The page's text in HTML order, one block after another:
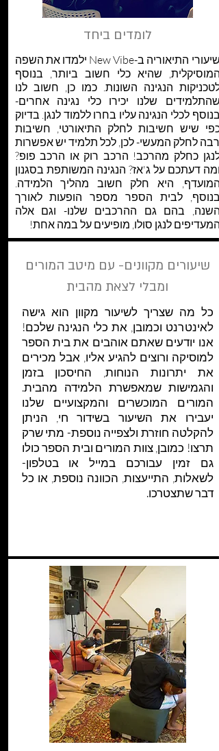
לומדים ביחד
שיעורי התיאוריה ב-New Vibe ילמדו את השפה
המוסיקלית, שהיא כלי חשוב ביותר, בנוסף
לטכניקות הנגינה השונות. כמו כן, חשוב לנו
שהתלמידים שלנו יכירו כלי נגינה אחרים-
בנוסף לכלי הנגינה עליו בחרו ללמוד לנגן. בדיוק
כפי שיש חשיבות לחלק התיאורטי, חשיבות
רבה לחלק המעשי- לכן, לכל תלמיד יש אפשרות
לנגן כחלק מהרכב! הרכב רוק או הרכב פופ?
ומה דעתכם על ג'אז? הנגינה המשותפת בסגנון
המועדף, היא חלק חשוב מהליך הלמידה.
בנוסף, לבית הספר מספר הופעות לאורך
השנה, בהם גם ההרכבים שלנו- וגם אלה
המעדיפים לנגן סולו, מופיעים על במה אחת!
שיעורים מקוונים- עם מיטב המורים
ומבלי לצאת מהבית
כל מה שצריך לשיעור מקוון הוא גישה
לאינטרנט וכמובן, את כלי הנגינה שלכם!
אנו יודעים שאתם אוהבים את בית הספר
למוסיקה ורוצים להגיע אליו, אבל מכירים
את יתרונות הנוחות, החיסכון בזמן
והגמישות שמאפשרת הלמידה מהבית.
המורים המוכשרים והמקצועיים שלנו
יעבירו את השיעור בשידור חי, הניתן
להקלטה חוזרת ולצפייה נוספת- מתי שרק
תרצו! כמובן, צוות המורים ובית הספר כולו
גם זמין עבורכם במייל או בטלפון-
לשאלות, התייעצות, הכוונה נוספת, או כל
דבר שתצטרכו.